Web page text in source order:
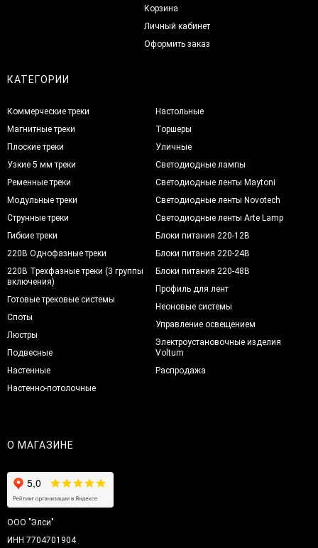
Корзина
Личный кабинет
Оформить заказ
КАТЕГОРИИ
Коммерческие треки
Магнитные треки
Плоские треки
Узкие 5 мм треки
Ременные треки
Модульные треки
Струнные треки
Гибкие треки
220В Однофазные треки
220В Трехфазные треки (3 группы
включения)
Готовые трековые системы
Споты
Люстры
Подвесные
Настенные
Настенно-потолочные
Настольные
Торшеры
Уличные
Светодиодные лампы
Светодиодные ленты Maytoni
Светодиодные ленты Novotech
Светодиодные ленты Arte Lamp
Блоки питания 220-12В
Блоки питания 220-24В
Блоки питания 220-48В
Профиль для лент
Неоновые системы
Управление освещением
Электроустановочные изделия
Voltum
Распродажа
О МАГАЗИНЕ
ООО "Элси"
ИНН 7704701904